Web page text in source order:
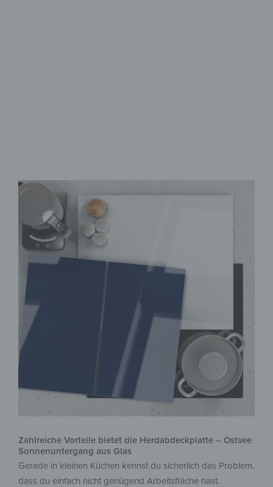
Zahlreiche Vorteile bietet die Herdabdeckplatte – Ostsee
Sonnenuntergang aus Glas
Gerade in kleinen Küchen kennst du sicherlich das Problem,
dass du einfach nicht genügend Arbeitsfläche hast.